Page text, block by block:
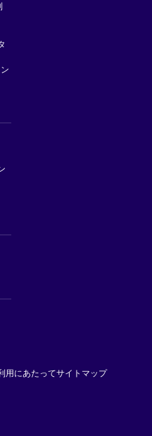
用にあたってサイトマップ